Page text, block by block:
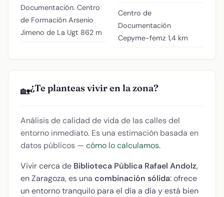
Documentación. Centro
de Formación Arsenio
Jimeno de La Ugt 862 m
Centro de
Documentación
Cepyme-femz 1,4 km
🏡¿Te planteas vivir en la zona?
Análisis de calidad de vida de las calles del
entorno inmediato. Es una estimación basada en
datos públicos — cómo lo calculamos.
Vivir cerca de Biblioteca Pública Rafael Andolz,
en Zaragoza, es una combinación sólida: ofrece
un entorno tranquilo para el día a día y está bien